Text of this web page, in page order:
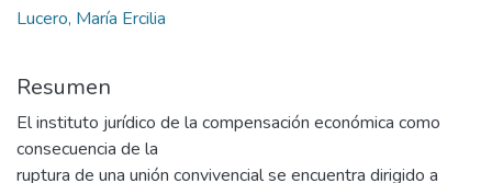
Lucero, María Ercilia
Resumen
El instituto jurídico de la compensación económica como
consecuencia de la
ruptura de una unión convivencial se encuentra dirigido a